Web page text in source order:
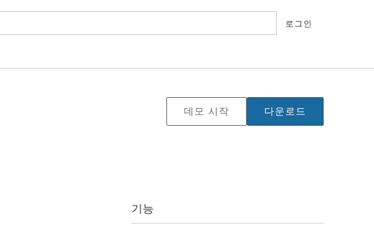
로그인
데모 시작 다운로드
기능